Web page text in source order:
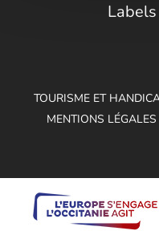
TOURISME ET
MENTIONS LÉGALES